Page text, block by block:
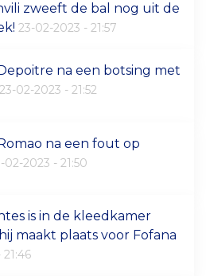
zweeft de bal nog uit de
23-02-2023 - 21:57
na een botsing met
23-02-2023 - 21:52
na een fout op
02-2023 - 21:50
is in de kleedkamer
maakt plaats voor Fofana